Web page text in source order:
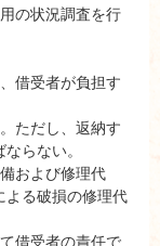
の状況調査を行
借受者が負担す
ただし、返納す
らない。
および修理代
よる破損の修理代
借受者の責任で